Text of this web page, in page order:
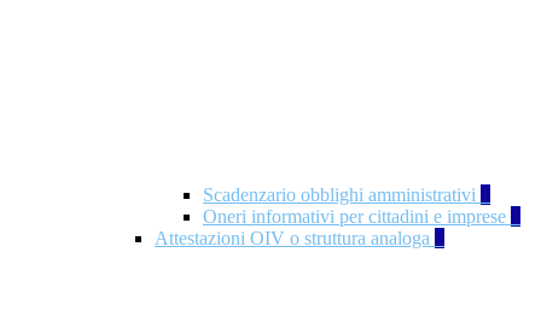
Scadenzario obblighi amministrativi 1
Oneri informativi per cittadini e imprese 1
Attestazioni OIV o struttura analoga 2